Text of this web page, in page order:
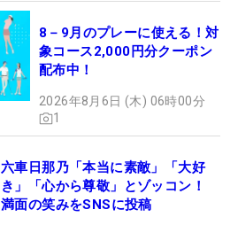
8－9月のプレーに使える！対
象コース2,000円分クーポン
配布中！
2026年8月6日 (木) 06時00分
1
六車日那乃「本当に素敵」「大好
き」「心から尊敬」とゾッコン！
満面の笑みをSNSに投稿